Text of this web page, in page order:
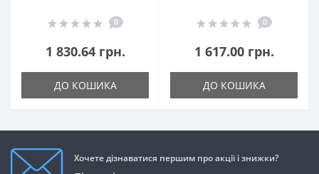
0
1 830.64 грн.
ДО КОШИКА
0
1 617.00 грн.
ДО КОШИКА
Хочете дізнаватися першим про акції і знижки?